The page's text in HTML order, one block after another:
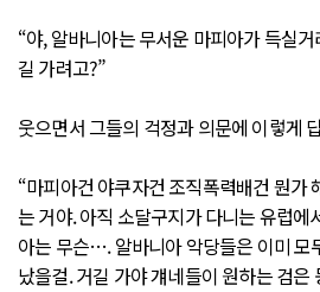
“야, 알바니아는 무서운 마피아가 득실
길 가려고?”
웃으면서 그들의 걱정과 의문에 이렇게
“마피아건 야쿠자건 조직폭력배건 뭔가
는 거야. 아직 소달구지가 다니는 유럽에
아는 무슨…. 알바니아 악당들은 이미 모
났을걸. 거길 가야 걔네들이 원하는 검은